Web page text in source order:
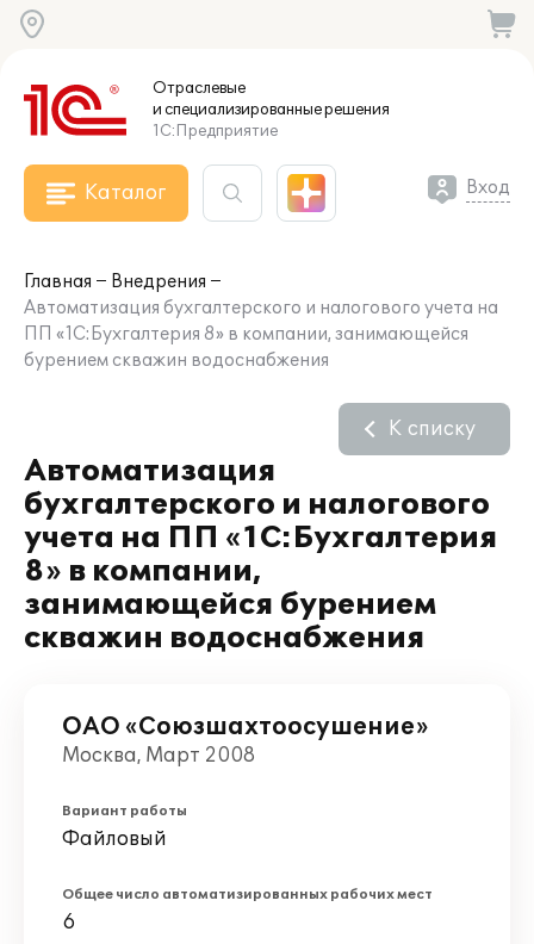
Отраслевые
и специализированныерешения
1С:Предприятие
Каталог Вход
Главная
Внедрения
Автоматизация бухгалтерского и налогового учета на
ПП «1С:Бухгалтерия 8» в компании, занимающейся
бурением скважин водоснабжения
Автоматизация
бухгалтерского и налогового
учета на ПП «1С:Бухгалтерия
8» в компании,
занимающейся бурением
скважин водоснабжения
К списку
ОАО «Союзшахтоосушение»
Москва, Март 2008
Вариант работы
Файловый
Общее число автоматизированных рабочих мест
6